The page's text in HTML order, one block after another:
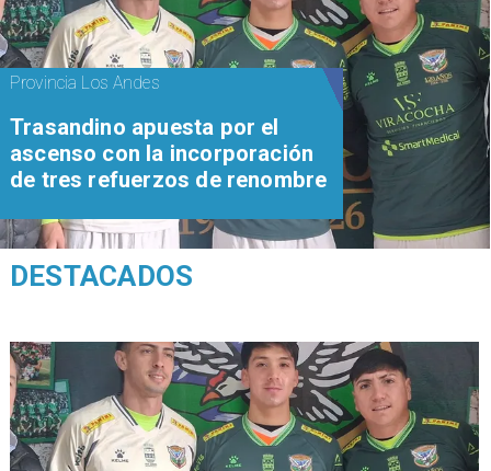
Provincia Los Andes
Trasandino apuesta por el
ascenso con la incorporación
de tres refuerzos de renombre
DESTACADOS